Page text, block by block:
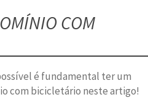
COM
é fundamental ter um
com bicicletário neste artigo!